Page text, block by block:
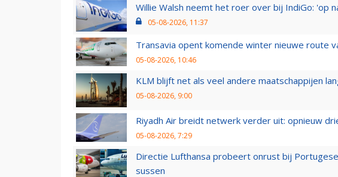
Willie Walsh neemt het roer over bij IndiGo: 'op
05-08-2026, 11:37
Transavia opent komende winter nieuwe route
05-08-2026, 10:46
KLM blijft net als veel andere maatschappijen
05-08-2026, 9:00
Riyadh Air breidt netwerk verder uit: opnieuw
05-08-2026, 7:29
Directie Lufthansa probeert onrust bij
sussen